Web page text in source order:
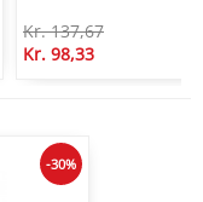
Kr. 137,67
Kr. 98,33
-30%